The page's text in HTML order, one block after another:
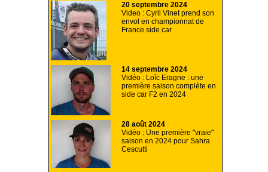
20 septembre 2024
Video : Cyril Vinet prend son
envol en championnat de
France side car
14 septembre 2024
Vidéo : Loîc Eragne : une
première saison complète en
side car F2 en 2024
28 août 2024
Vidéo : Une première "vraie"
saison en 2024 pour Sahra
Cescutti